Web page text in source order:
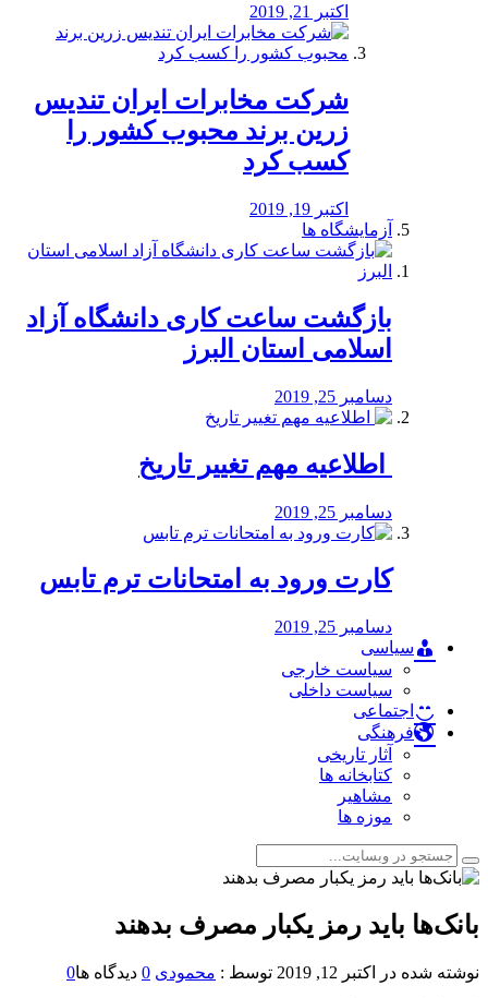
اکتبر 21, 2019
شرکت مخابرات ایران تندیس
زرین برند محبوب کشور را
کسب کرد
اکتبر 19, 2019
آزمایشگاه ها
بازگشت ساعت کاری دانشگاه آزاد
اسلامی استان البرز
دسامبر 25, 2019
️ اطلاعیه مهم تغییر تاریخ
دسامبر 25, 2019
کارت ورود به امتحانات ترم تابس
دسامبر 25, 2019
سیاسی
سیاست خارجی
سیاست داخلی
اجتماعی
فرهنگی
آثار تاریخی
کتابخانه ها
مشاهیر
موزه ها
بانک‌ها باید رمز یکبار مصرف بدهند
نوشته شده در اکتبر 12, 2019 توسط : محمودی 0 دیدگاه ها0